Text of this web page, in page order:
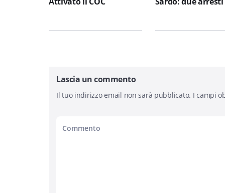
Lascia un commento
Il tuo indirizzo email non sarà pubblicato. I campi